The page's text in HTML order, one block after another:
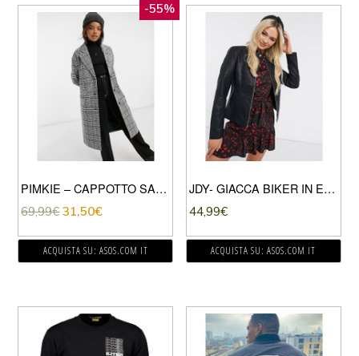
-55%
PIMKIE – CAPPOTTO SARTORIALE A QUADRI-MULTICOLORE
69,99€ 31,50€
ACQUISTA SU: ASOS.COM IT
JDY- GIACCA BIKER IN ECOPELLE NERA-NERO
44,99€
ACQUISTA SU: ASOS.COM IT